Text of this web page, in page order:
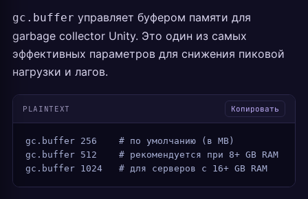
gc.buffer управляет буфером памяти для
garbage collector Unity. Это один из самых
эффективных параметров для снижения пиковой
нагрузки и лагов.
PLAINTEXT Копировать
gc.buffer 256    # по умолчанию (в MB)
gc.buffer 512    # рекомендуется при 8+ GB RAM
gc.buffer 1024   # для серверов с 16+ GB RAM